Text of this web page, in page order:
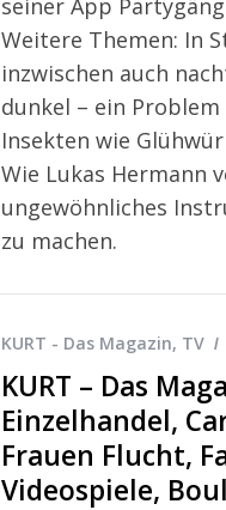
Weitere Themen: In
inzwischen auch
dunkel – ein
Insekten wie
Wie Lukas Hermann
ungewöhnliches
zu machen.
KURT - Das Magazin, TV
KURT – Das
Einzelhandel,
Frauen Flucht,
Videospiele,